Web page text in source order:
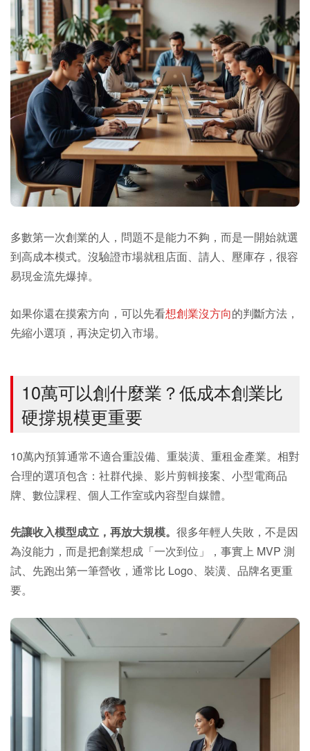
多數第一次創業的人，問題不是能力不夠，而是一開始就選
到高成本模式。沒驗證市場就租店面、請人、壓庫存，很容
易現金流先爆掉。
如果你還在摸索方向，可以先看想創業沒方向的判斷方法，
先縮小選項，再決定切入市場。
10萬可以創什麼業？低成本創業比
硬撐規模更重要
10萬內預算通常不適合重設備、重裝潢、重租金產業。相對
合理的選項包含：社群代操、影片剪輯接案、小型電商品
牌、數位課程、個人工作室或內容型自媒體。
先讓收入模型成立，再放大規模。 很多年輕人失敗，不是因
為沒能力，而是把創業想成「一次到位」，事實上 MVP 測
試、先跑出第一筆營收，通常比 Logo、裝潢、品牌名更重
要。